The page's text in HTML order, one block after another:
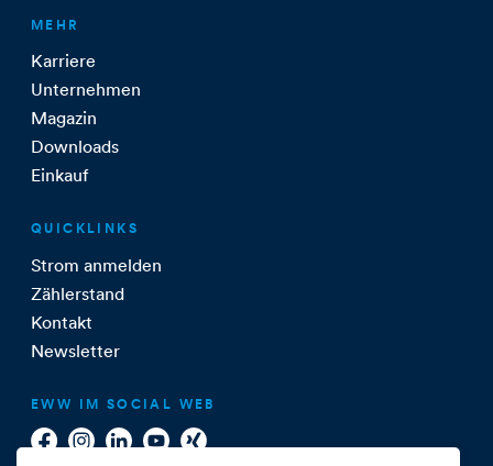
MEHR
Karriere
Unternehmen
Magazin
Downloads
Einkauf
QUICKLINKS
Strom anmelden
Zählerstand
Kontakt
Newsletter
EWW IM SOCIAL WEB